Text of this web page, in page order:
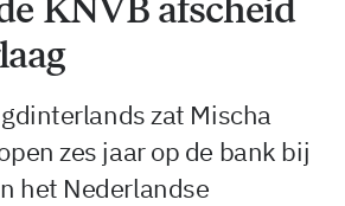
KNVB afscheid
zat Mischa
zes jaar op de bank bij
het Nederlandse